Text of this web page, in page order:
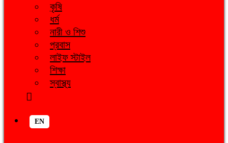
কৃষি
ধর্ম
নারী ও শিশু
প্রবাস
লাইফ স্টাইল
শিক্ষা
স্বাস্থ্য
EN